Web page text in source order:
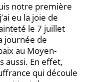
notre première
eu la joie de
le 7 juillet
journée de
au Moyen-
aussi. En effet,
qui découle